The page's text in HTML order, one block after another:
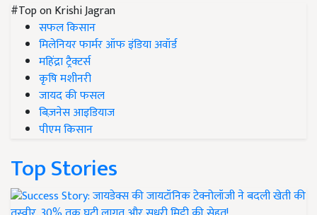
#Top on Krishi Jagran
सफल किसान
मिलेनियर फार्मर ऑफ इंडिया अवॉर्ड
महिंद्रा ट्रैक्टर्स
कृषि मशीनरी
जायद की फसल
बिज़नेस आइडियाज
पीएम किसान
Top Stories